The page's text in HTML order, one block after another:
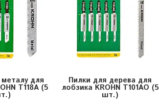
для
T118A (5
Пилки для дерева для
лобзика KROHN T101AO (5
шт.)